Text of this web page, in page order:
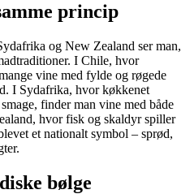
princip
og New Zealand ser man,
I Chile, hvor
vine med fylde og røgede
I Sydafrika, hvor køkkenet
finder man vine med både
hvor fisk og skaldyr spiller
et nationalt symbol – sprød,
bølge